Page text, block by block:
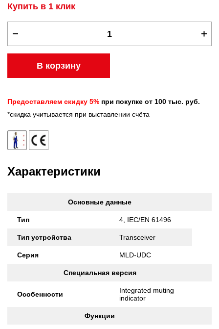
Купить в 1 клик
В корзину
Предоставляем скидку 5% при покупке от 100 тыс. руб.
*скидка учитывается при выставлении счёта
Характеристики
Основные данные
Тип 4, IEC/EN 61496
Тип устройства Transceiver
Серия MLD-UDC
Специальная версия
Особенности
Integrated muting
indicator
Функции